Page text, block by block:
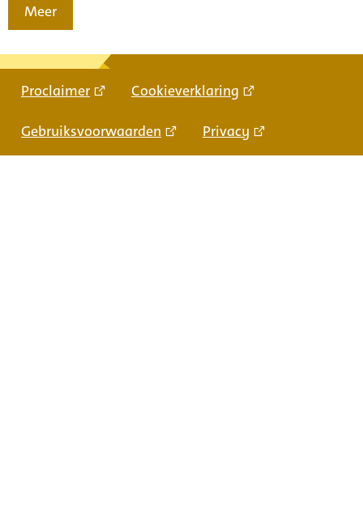
Meer
Proclaimer Cookieverklaring
Gebruiksvoorwaarden Privacy